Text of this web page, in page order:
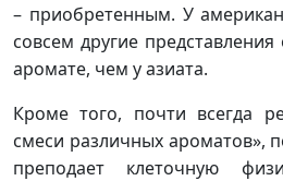
– приобретенным. У
совсем другие
аромате, чем у азиата.
Кроме того, почти всегда
смеси различных ароматов»,
преподает клеточную